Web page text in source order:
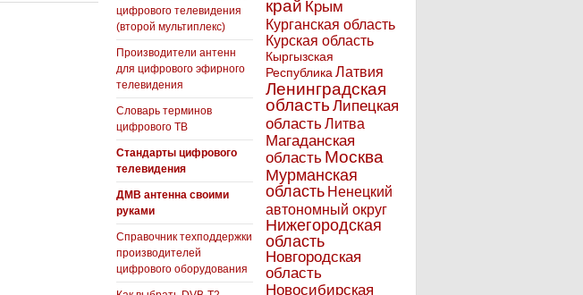
цифрового телевидения
(второй мультиплекс)
Производители антенн
для цифрового эфирного
телевидения
Словарь терминов
цифрового ТВ
Стандарты цифрового
телевидения
ДМВ антенна своими
руками
Справочник техподдержки
производителей
цифрового оборудования
край Крым
Курганская область
Курская область
Кыргызская
Республика Латвия
Ленинградская
область Липецкая
областьЛитва
Магаданская
область Москва
Мурманская
область Ненецкий
автономный округ
Нижегородская
область
Новгородская
область
Новосибирская